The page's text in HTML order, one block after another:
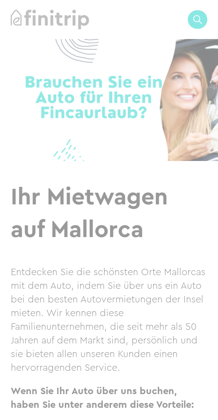
Ihr Mietwagen
auf Mallorca
Entdecken Sie die schönsten Orte Mallorcas
mit dem Auto, indem Sie über uns ein Auto
bei den besten Autovermietungen der Insel
mieten. Wir kennen diese
Familienunternehmen, die seit mehr als 50
Jahren auf dem Markt sind, persönlich und
sie bieten allen unseren Kunden einen
hervorragenden Service.
Wenn Sie Ihr Auto über uns buchen,
haben Sie unter anderem diese Vorteile: